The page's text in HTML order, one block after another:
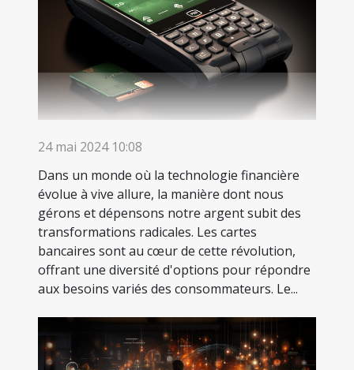
24 mai 2024 10:08
Dans un monde où la technologie financière
évolue à vive allure, la manière dont nous
gérons et dépensons notre argent subit des
transformations radicales. Les cartes
bancaires sont au cœur de cette révolution,
offrant une diversité d'options pour répondre
aux besoins variés des consommateurs. Le...